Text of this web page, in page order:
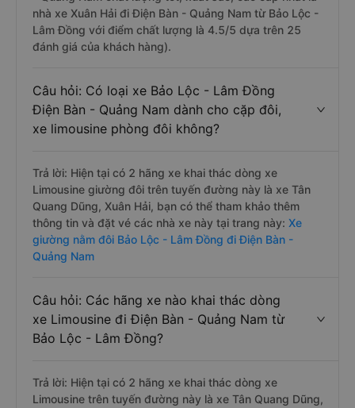
nhà xe Xuân Hải đi Điện Bàn - Quảng Nam từ Bảo Lộc -
Lâm Đồng với điểm chất lượng là 4.5/5 dựa trên 25
đánh giá của khách hàng).
Câu hỏi: Có loại xe Bảo Lộc - Lâm Đồng
Điện Bàn - Quảng Nam dành cho cặp đôi,
xe limousine phòng đôi không?
Trả lời: Hiện tại có 2 hãng xe khai thác dòng xe
Limousine giường đôi trên tuyến đường này là xe Tân
Quang Dũng, Xuân Hải, bạn có thể tham khảo thêm
thông tin và đặt vé các nhà xe này tại trang này: Xe
giường nằm đôi Bảo Lộc - Lâm Đồng đi Điện Bàn -
Quảng Nam
Câu hỏi: Các hãng xe nào khai thác dòng
xe Limousine đi Điện Bàn - Quảng Nam từ
Bảo Lộc - Lâm Đồng?
Trả lời: Hiện tại có 2 hãng xe khai thác dòng xe
Limousine trên tuyến đường này là xe Tân Quang Dũng,